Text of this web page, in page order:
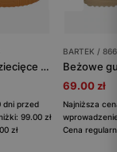
Żółte kalosze dziecięce BARTEK 8669918
dni przed
99.00 zł
zł
BARTEK /
69.00 zł
Najniższa
Cena